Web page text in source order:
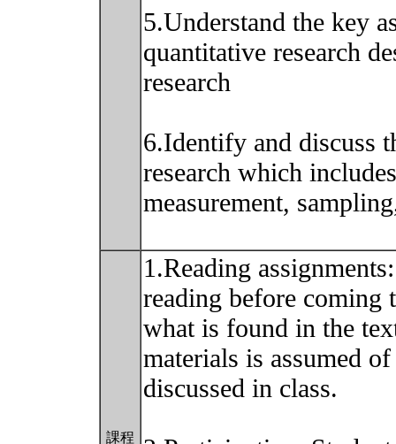
5.Understand the key
quantitative research
research
6.Identify and discuss
research which
measurement,
課程
1.Reading
reading before coming
what is found in the
materials is assumed
discussed in class.